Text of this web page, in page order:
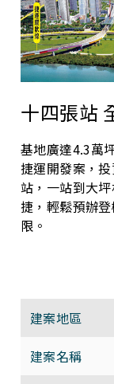
十四張站
基地廣達4.3萬
捷運開發案，
站，一站到大
捷，輕鬆預辦
限。
建案地區
建案名稱